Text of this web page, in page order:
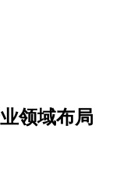
领域布局